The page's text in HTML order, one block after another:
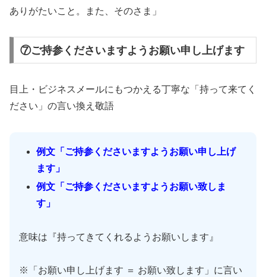
ありがたいこと。また、そのさま」
⑦ご持参くださいますようお願い申し上げます
目上・ビジネスメールにもつかえる丁寧な「持って来てく
ださい」の言い換え敬語
例文「ご持参くださいますようお願い申し上げ
ます」
例文「ご持参くださいますようお願い致しま
す」
意味は『持ってきてくれるようお願いします』
※「お願い申し上げます ＝ お願い致します」に言い